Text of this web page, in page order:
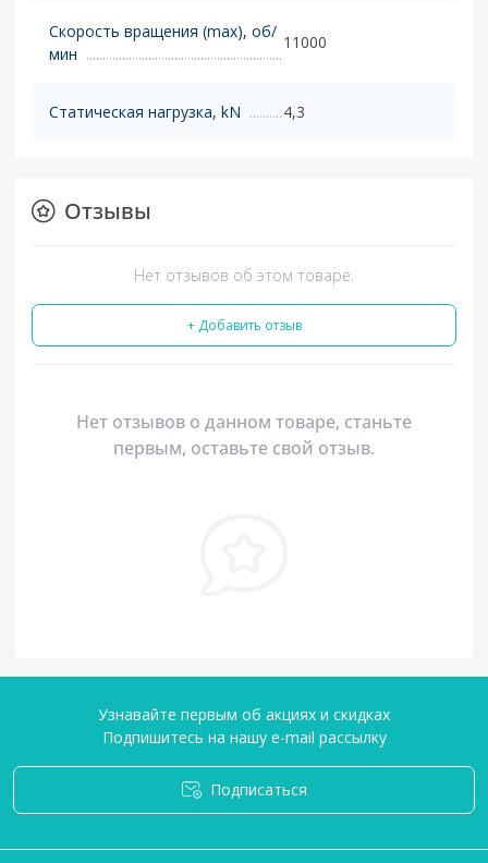
Скорость вращения (max), об/
мин
11000
Статическая нагрузка, kN 4,3
Отзывы
Нет отзывов об этом товаре.
+ Добавить отзыв
Нет отзывов о данном товаре, станьте
первым, оставьте свой отзыв.
Узнавайте первым об акциях и скидках
Подпишитесь на нашу e-mail рассылку
Подписаться